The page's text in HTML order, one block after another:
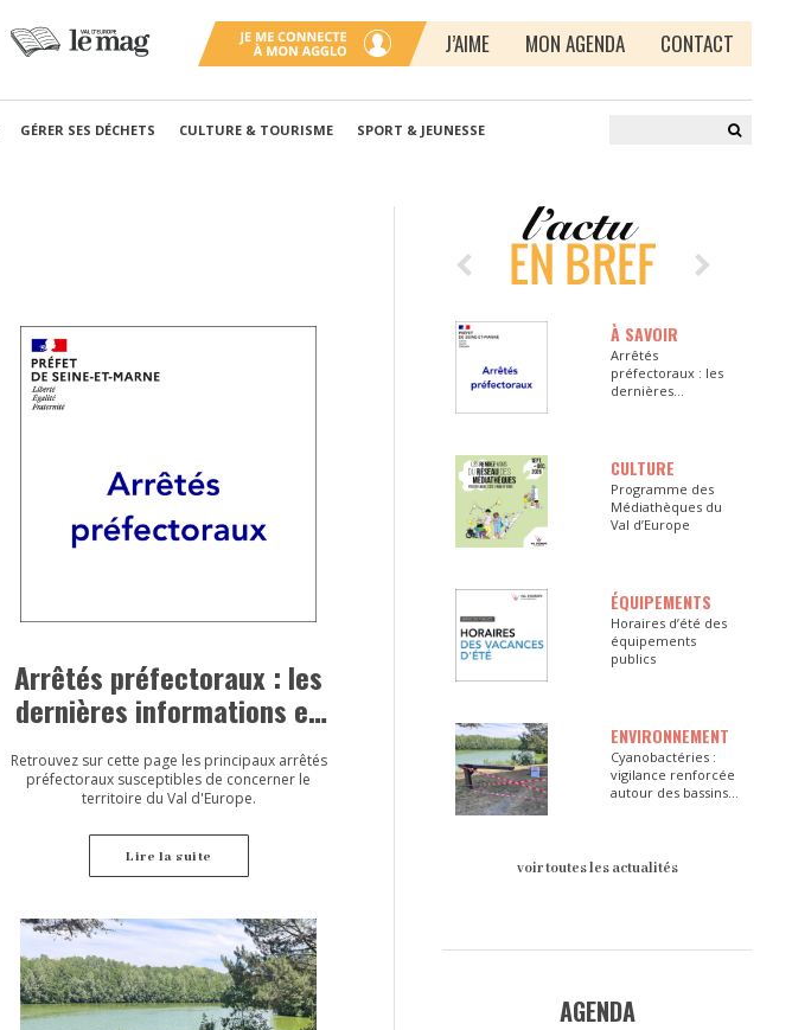
J’AIME MON AGENDA CONTACT
GÉRER SES DÉCHETS CULTURE & TOURISME SPORT & JEUNESSE
Arrêtés préfectoraux : les
dernières informations en
Seine-et-Marne
Retrouvez sur cette page les principaux arrêtés
préfectoraux susceptibles de concerner le
territoire du Val d'Europe.
Lire la suite
À SAVOIR
Arrêtés
préfectoraux : les
dernières
CULTURE
Programme des
Médiathèques du
Val d’Europe
ÉQUIPEMENTS
Horaires d’été des
équipements
publics
ENVIRONNEMENT
Cyanobactéries :
vigilance renforcée
autour des bassins
voir toutes les actualités
AGENDA